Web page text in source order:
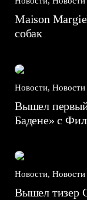
Maison
собак
Новости,
Вышел
Бадене» с
Новости,
Вышел тизер